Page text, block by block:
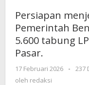
Persiapan
Pemerintah
5.600 tabung
Pasar.
17 Februari 2026
oleh
-
237
oleh redaksi